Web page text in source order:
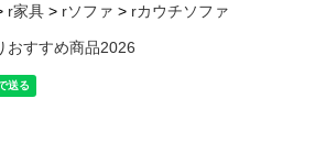
r家具 rソファ rカウチソファ
おすすめ商品2026